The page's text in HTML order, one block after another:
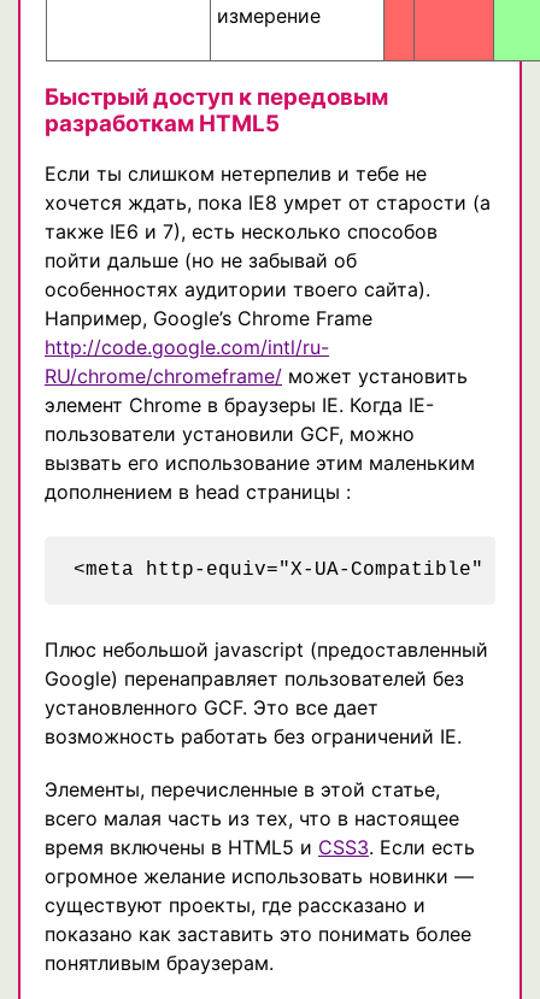
измерение
Быстрый доступ к передовым
разработкам HTML5
Если ты слишком нетерпелив и тебе не
хочется ждать, пока IE8 умрет от старости (а
также IE6 и 7), есть несколько способов
пойти дальше (но не забывай об
особенностях аудитории твоего сайта).
Например, Google’s Chrome Frame
http://code.google.com/intl/ru-
RU/chrome/chromeframe/ может установить
элемент Chrome в браузеры IE. Когда IE-
пользователи установили GCF, можно
вызвать его использование этим маленьким
дополнением в head страницы :
Плюс небольшой javascript (предоставленный
Google) перенаправляет пользователей без
установленного GCF. Это все дает
возможность работать без ограничений IE.
Элементы, перечисленные в этой статье,
всего малая часть из тех, что в настоящее
время включены в HTML5 и CSS3. Если есть
огромное желание использовать новинки —
существуют проекты, где рассказано и
показано как заставить это понимать более
понятливым браузерам.